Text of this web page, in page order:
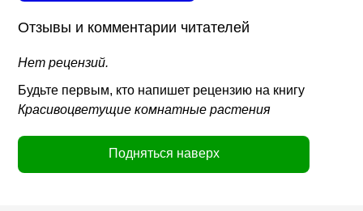
Отзывы и комментарии читателей
Нет рецензий.
Будьте первым, кто напишет рецензию на книгу
Красивоцветущие комнатные растения
Подняться наверх